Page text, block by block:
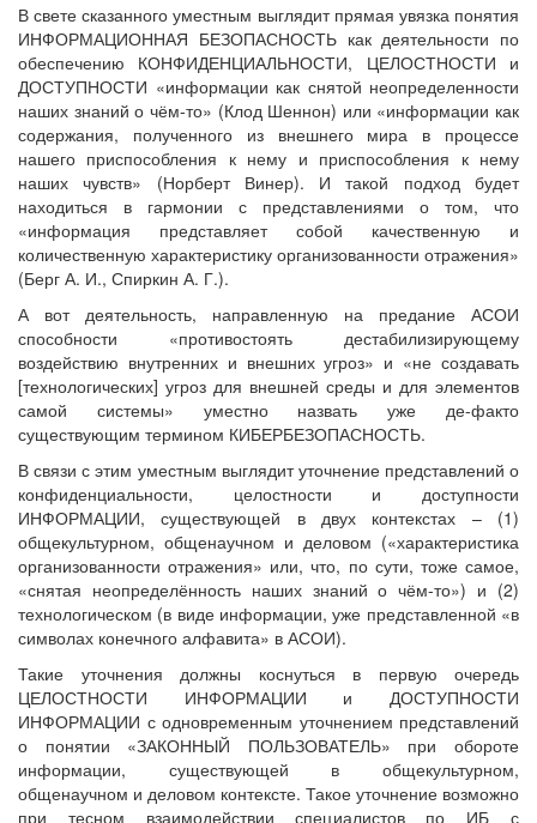
В свете сказанного уместным выглядит прямая увязка понятия
ИНФОРМАЦИОННАЯ БЕЗОПАСНОСТЬ как деятельности по
обеспечению КОНФИДЕНЦИАЛЬНОСТИ, ЦЕЛОСТНОСТИ и
ДОСТУПНОСТИ «информации как снятой неопределенности
наших знаний о чём-то» (Клод Шеннон) или «информации как
содержания, полученного из внешнего мира в процессе
нашего приспособления к нему и приспособления к нему
наших чувств» (Норберт Винер). И такой подход будет
находиться в гармонии с представлениями о том, что
«информация представляет собой качественную и
количественную характеристику организованности отражения»
(Берг А. И., Спиркин А. Г.).
А вот деятельность, направленную на предание АСОИ
способности «противостоять дестабилизирующему
воздействию внутренних и внешних угроз» и «не создавать
[технологических] угроз для внешней среды и для элементов
самой системы» уместно назвать уже де-факто
существующим термином КИБЕРБЕЗОПАСНОСТЬ.
В связи с этим уместным выглядит уточнение представлений о
конфиденциальности, целостности и доступности
ИНФОРМАЦИИ, существующей в двух контекстах – (1)
общекультурном, общенаучном и деловом («характеристика
организованности отражения» или, что, по сути, тоже самое,
«снятая неопределённость наших знаний о чём-то») и (2)
технологическом (в виде информации, уже представленной «в
символах конечного алфавита» в АСОИ).
Такие уточнения должны коснуться в первую очередь
ЦЕЛОСТНОСТИ ИНФОРМАЦИИ и ДОСТУПНОСТИ
ИНФОРМАЦИИ с одновременным уточнением представлений
о понятии «ЗАКОННЫЙ ПОЛЬЗОВАТЕЛЬ» при обороте
информации, существующей в общекультурном,
общенаучном и деловом контексте. Такое уточнение возможно
при тесном взаимодействии специалистов по ИБ с